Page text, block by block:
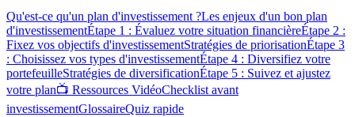
Qu'est-ce qu'un plan d'investissement ?Les enjeux d'un bon plan
d'investissementÉtape 1 : Évaluez votre situation financièreÉtape 2 :
Fixez vos objectifs d'investissementStratégies de priorisationÉtape 3
: Choisissez vos types d'investissementÉtape 4 : Diversifiez votre
portefeuilleStratégies de diversificationÉtape 5 : Suivez et ajustez
votre plan📺 Ressources VidéoChecklist avant
investissementGlossaireQuiz rapide